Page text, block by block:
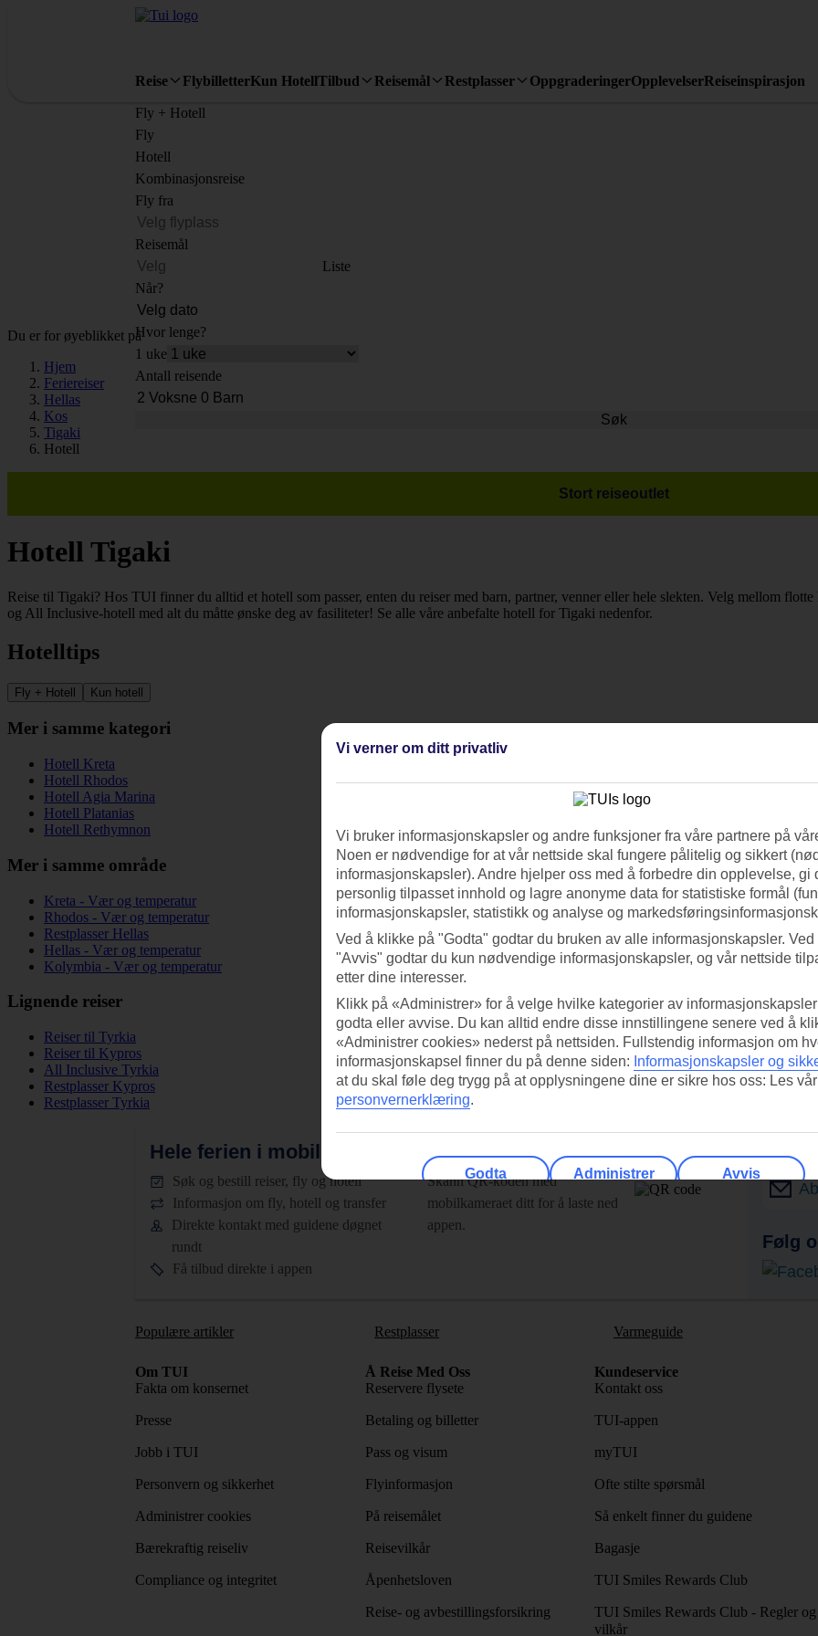
Reise FlybilletterKun HotellTilbud Reisemål Restplasser OppgraderingerOpplevelserReiseinspirasjon
Fly + Hotell
Fly
Hotell
Kombinasjonsreise
Fly fra
Reisemål
Liste
Når?
Hvor lenge?
1 uke
Antall reisende
Søk
Du er for øyeblikket på
Hjem
Feriereiser
Hellas
Kos
Tigaki
Hotell
Stort reiseoutlet
Hotell Tigaki
Reise til Tigaki? Hos TUI finner du alltid et hotell som passer, enten du reiser med barn, partner, venner eller hele slekten. Velg mellom
og All Inclusive-hotell med alt du måtte ønske deg av fasiliteter! Se alle våre anbefalte hotell for Tigaki nedenfor.
Hotelltips
Fly + Hotell Kun hotell
Mer i samme kategori
Hotell Kreta
Hotell Rhodos
Hotell Agia Marina
Hotell Platanias
Hotell Rethymnon
Mer i samme område
Kreta - Vær og temperatur
Rhodos - Vær og temperatur
Restplasser Hellas
Hellas - Vær og temperatur
Kolymbia - Vær og temperatur
Lignende reiser
Reiser til Tyrkia
Reiser til Kypros
All Inclusive Tyrkia
Restplasser Kypros
Restplasser Tyrkia
Hele ferien i mobilen. Last ned TUI-appen i dag!
Søk og bestill reiser, fly og hotell
Informasjon om fly, hotell og transfer
Direkte kontakt med guidene døgnet
rundt
Få tilbud direkte i appen
Skann QR-koden med
mobilkameraet ditt for å laste ned
appen.
Få
Følg
Populære artikler Restplasser Varmeguide
Om TUI
Fakta om konsernet
Presse
Jobb i TUI
Personvern og sikkerhet
Administrer cookies
Bærekraftig reiseliv
Compliance og integritet
Å Reise Med Oss
Reservere flysete
Betaling og billetter
Pass og visum
Flyinformasjon
På reisemålet
Reisevilkår
Åpenhetsloven
Reise- og avbestillingsforsikring
Kundeservice
Kontakt oss
TUI-appen
myTUI
Ofte stilte spørsmål
Så enkelt finner du guidene
Bagasje
TUI Smiles Rewards Club
TUI Smiles Rewards Club - Regler og
vilkår
Vi verner om ditt privatliv
Vi bruker informasjonskapsler og andre funksjoner fra våre partnere på
Noen er nødvendige for at vår nettside skal fungere pålitelig og sikkert
informasjonskapsler). Andre hjelper oss med å forbedre din opplevelse, gi
personlig tilpasset innhold og lagre anonyme data for statistiske formål
informasjonskapsler, statistikk og analyse og
Ved å klikke på "Godta" godtar du bruken av alle informasjonskapsler.
"Avvis" godtar du kun nødvendige informasjonskapsler, og vår nettside
etter dine interesser.
Klikk på «Administrer» for å velge hvilke kategorier av informasjonskapsler
godta eller avvise. Du kan alltid endre disse innstillingene senere ved å
«Administrer cookies» nederst på nettsiden. Fullstendig informasjon om
informasjonskapsel finner du på denne siden: Informasjonskapsler og
at du skal føle deg trygg på at opplysningene dine er sikre hos oss: Les vår
personvernerklæring.
Godta Administrer Avvis